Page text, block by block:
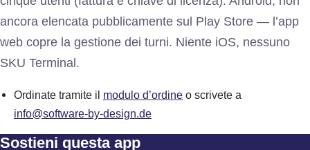
ancora elencata pubblicamente sul Play Store — l’app
web copre la gestione dei turni. Niente iOS, nessuno
SKU Terminal.
Ordinate tramite il modulo d’ordine o scrivete a
info@software-by-design.de
Sostieni questa app